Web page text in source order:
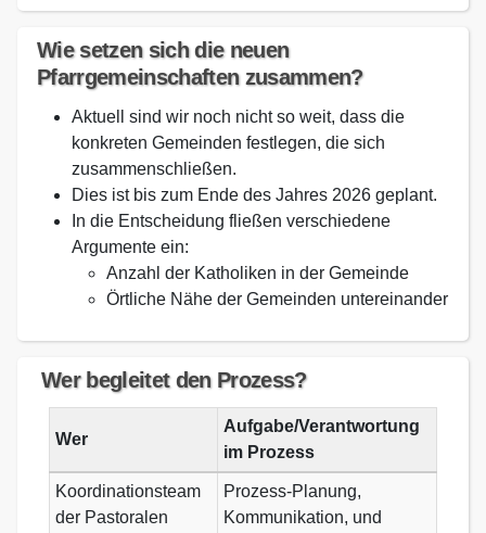
Wie setzen sich die neuen
Pfarrgemeinschaften zusammen?
Aktuell sind wir noch nicht so weit, dass die
konkreten Gemeinden festlegen, die sich
zusammenschließen.
Dies ist bis zum Ende des Jahres 2026 geplant.
In die Entscheidung fließen verschiedene
Argumente ein:
Anzahl der Katholiken in der Gemeinde
Örtliche Nähe der Gemeinden untereinander
Wer begleitet den Prozess?
Wer
Aufgabe/Verantwortung
im Prozess
Koordinationsteam
der Pastoralen
Prozess-Planung,
Kommunikation, und